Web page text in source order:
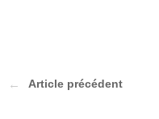
Article précédent